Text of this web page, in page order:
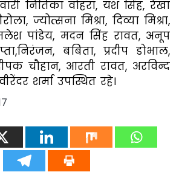
नितिका वोहरा, यश सिंह, रेखा
ज्योत्सना मिश्रा, दिव्या मिश्रा,
पांडेय, मदन सिंह रावत, अनूप
बबिता, प्रदीप डोभाल,
चौहान, आरती रावत, अरविन्द
शर्मा उपस्थित रहे।